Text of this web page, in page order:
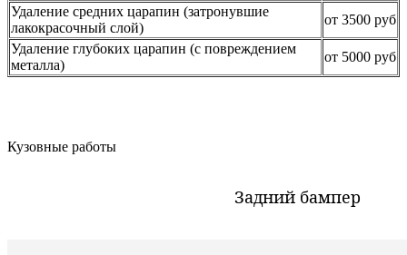
Удаление средних царапин (затронувшие
лакокрасочный слой)
от 3500 руб
Удаление глубоких царапин (с повреждением
металла)
от 5000 руб
Кузовные работы
Задний бампер